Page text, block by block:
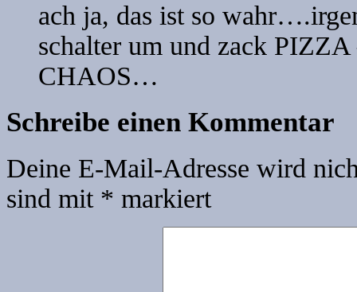
ach ja, das ist so
schalter um und zack
CHAOS…
Schreibe einen Kommentar
Deine E-Mail-Adresse wird
sind mit * markiert